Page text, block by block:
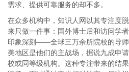
需求、提供可靠服务的却不多。
在众多机构中，知识人网以其专注度
来只做一件事：国外博士后和访问学
印象深刻——全球三万余所院校的导师
美地区是他们的主战场，据说九成申
校或同等级机构。这种专注带来的结